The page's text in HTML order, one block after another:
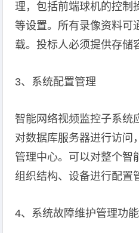
理，包括前端球机的控制
等设置。所有录像资料可
载。投标人必须提供存储
3、系统配置管理
智能网络视频监控子系统
对数据库服务器进行访问
管理中心。可以对整个智
组织结构、设备进行配置
4、系统故障维护管理功能